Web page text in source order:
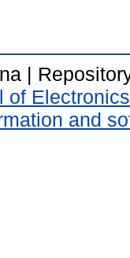
|
of
and